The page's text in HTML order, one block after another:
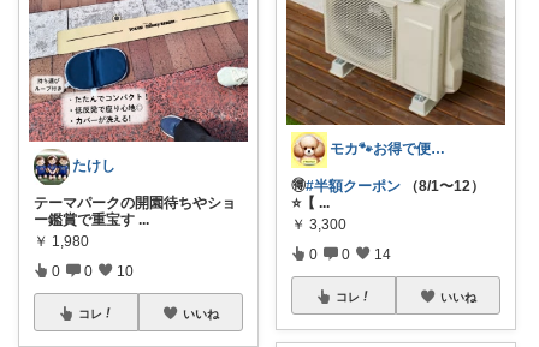
たけし
テーマパークの開園待ちやショ
ー鑑賞で重宝す ...
￥ 1,980
0 0 10
コレ いいね
モカ🐾お得で便利💛犬とのおうち時間
🉐#半額クーポン （8/1〜12）
⭐️【 ...
￥ 3,300
0 0 14
コレ いいね